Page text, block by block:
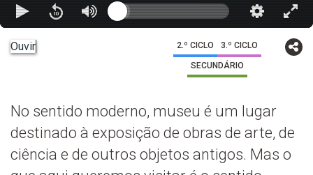
Ouvir 2.º CICLO 3.º CICLO
SECUNDÁRIO
No sentido moderno, museu é um lugar
destinado à exposição de obras de arte, de
ciência e de outros objetos antigos. Mas o